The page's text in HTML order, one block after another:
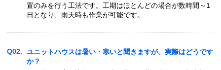
置のみを行う工法です。工期はほとんどの場合が数時間～1
日となり、雨天時も作業が可能です。
Q02.
ユニットハウスは暑い・寒いと聞きますが、実際はどうです
か？